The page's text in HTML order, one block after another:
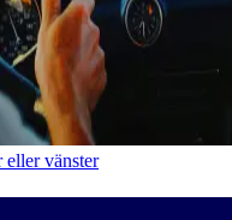
vänster